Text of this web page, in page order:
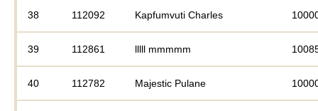
38 112092 Kapfumvuti Charles
39 112861 lllll mmmmm
40 112782 Majestic Pulane